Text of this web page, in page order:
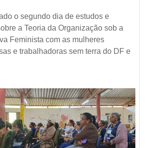
o segundo dia de estudos e
a Teoria da Organização sob a
Feminista com as mulheres
e trabalhadoras sem terra do DF e